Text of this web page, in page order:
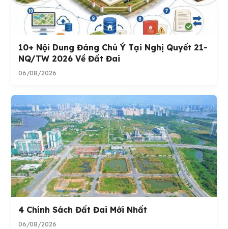
10+ Nội Dung Đáng Chú Ý Tại Nghị Quyết 21-
NQ/TW 2026 Về Đất Đai
06/08/2026
4 Chính Sách Đất Đai Mới Nhất
06/08/2026